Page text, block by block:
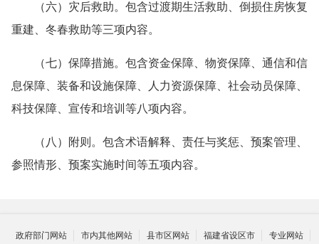
（六）灾后救助。包含过渡期生活救助、倒损住房恢复
重建、冬春救助等三项内容。
（七）保障措施。包含资金保障、物资保障、通信和信
息保障、装备和设施保障、人力资源保障、社会动员保障、
科技保障、宣传和培训等八项内容。
（八）附则。包含术语解释、责任与奖惩、预案管理、
参照情形、预案实施时间等五项内容。
政府部门网站 市内其他网站 县市区网站 福建省设区市 专业网站